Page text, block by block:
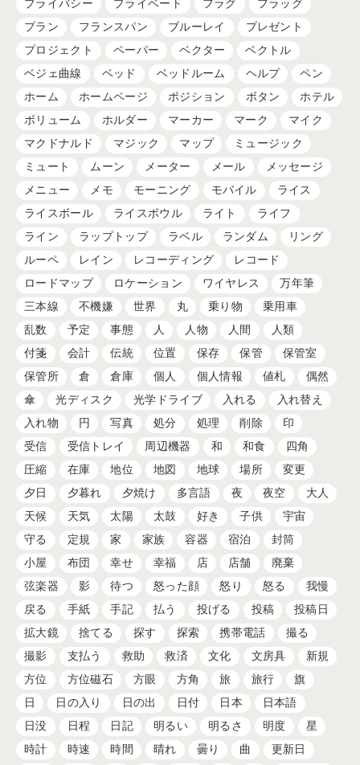
プライバシー
プライベート フラグ
フラッグ
プラン
フランスパン ブルーレイ
プレゼント
プロジェクト
ペーパー ベクター
ベクトル
ベジェ曲線
ベッド ベッドルーム ヘルプ
ペン
ホーム
ホームページ ポジション ボタン
ホテル
ボリューム
ホルダー マーカー マーク
マイク
マクドナルド
マジック マップ
ミュージック
ミュート
ムーン メーター メール
メッセージ
メニュー
メモ モーニング モバイル
ライス
ライスボール
ライスボウル ライト
ライフ
ライン
ラップトップ ラベル ランダム
リング
ルーペ
レイン レコーディング
レコード
ロードマップ
ロケーション ワイヤレス
万年筆
三本線
不機嫌 世界 丸 乗り物
乗用車
乱数
予定 事態 人 人物 人間
人類
付箋
会計 伝統 位置 保存 保管
保管室
保管所
倉 倉庫 個人 個人情報 値札
偶然
傘
光ディスク 光学ドライブ 入れる
入れ替え
入れ物
円 写真 処分 処理 削除
印
受信
受信トレイ 周辺機器 和 和食
四角
圧縮
在庫 地位 地図 地球 場所
変更
夕日
夕暮れ 夕焼け 多言語 夜 夜空
大人
天候
天気 太陽 太鼓 好き 子供
宇宙
守る
定規 家 家族 容器 宿泊
封筒
小屋
布団 幸せ 幸福 店 店舗
廃棄
弦楽器
影 待つ 怒った顔 怒り 怒る
我慢
戻る
手紙 手記 払う 投げる 投稿
投稿日
拡大鏡
捨てる 探す 探索 携帯電話
撮る
撮影
支払う 救助 救済 文化 文房具
新規
方位
方位磁石 方眼 方角 旅 旅行
旗
日
日の入り 日の出 日付 日本
日本語
日没
日程 日記 明るい 明るさ 明度
星
時計
時速 時間 晴れ 曇り 曲
更新日